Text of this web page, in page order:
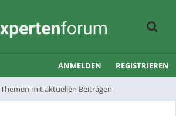
Themen mit aktuellen Beiträgen
ANMELDEN REGISTRIEREN